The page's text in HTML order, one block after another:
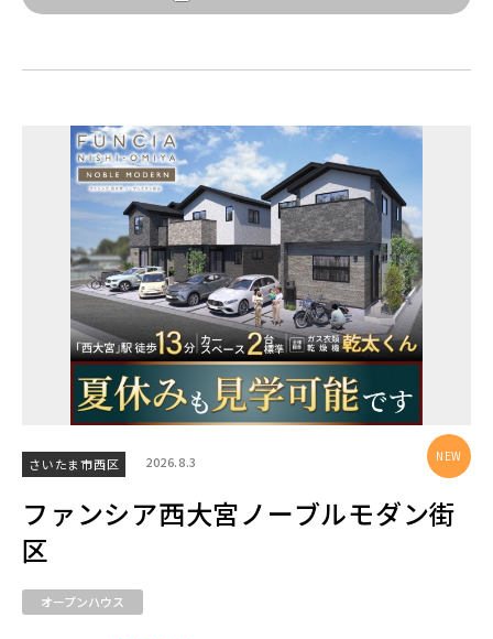
JR常磐線 [上野～仙台]
JR総武線 [快速]
JR京葉線
JR成田線 [我孫子～成田]
JR中央線
地図内の物件アイコンを
クリックすると
このカコミに
物件概要が表示されます
販売開始前
駅から10分以内
千葉県船橋市 千葉県船橋市
千葉県船橋市 千葉県船橋市
さいたま市西区 2026.8.3
ファンシア西大宮ノーブルモダン街
区
オープンハウス